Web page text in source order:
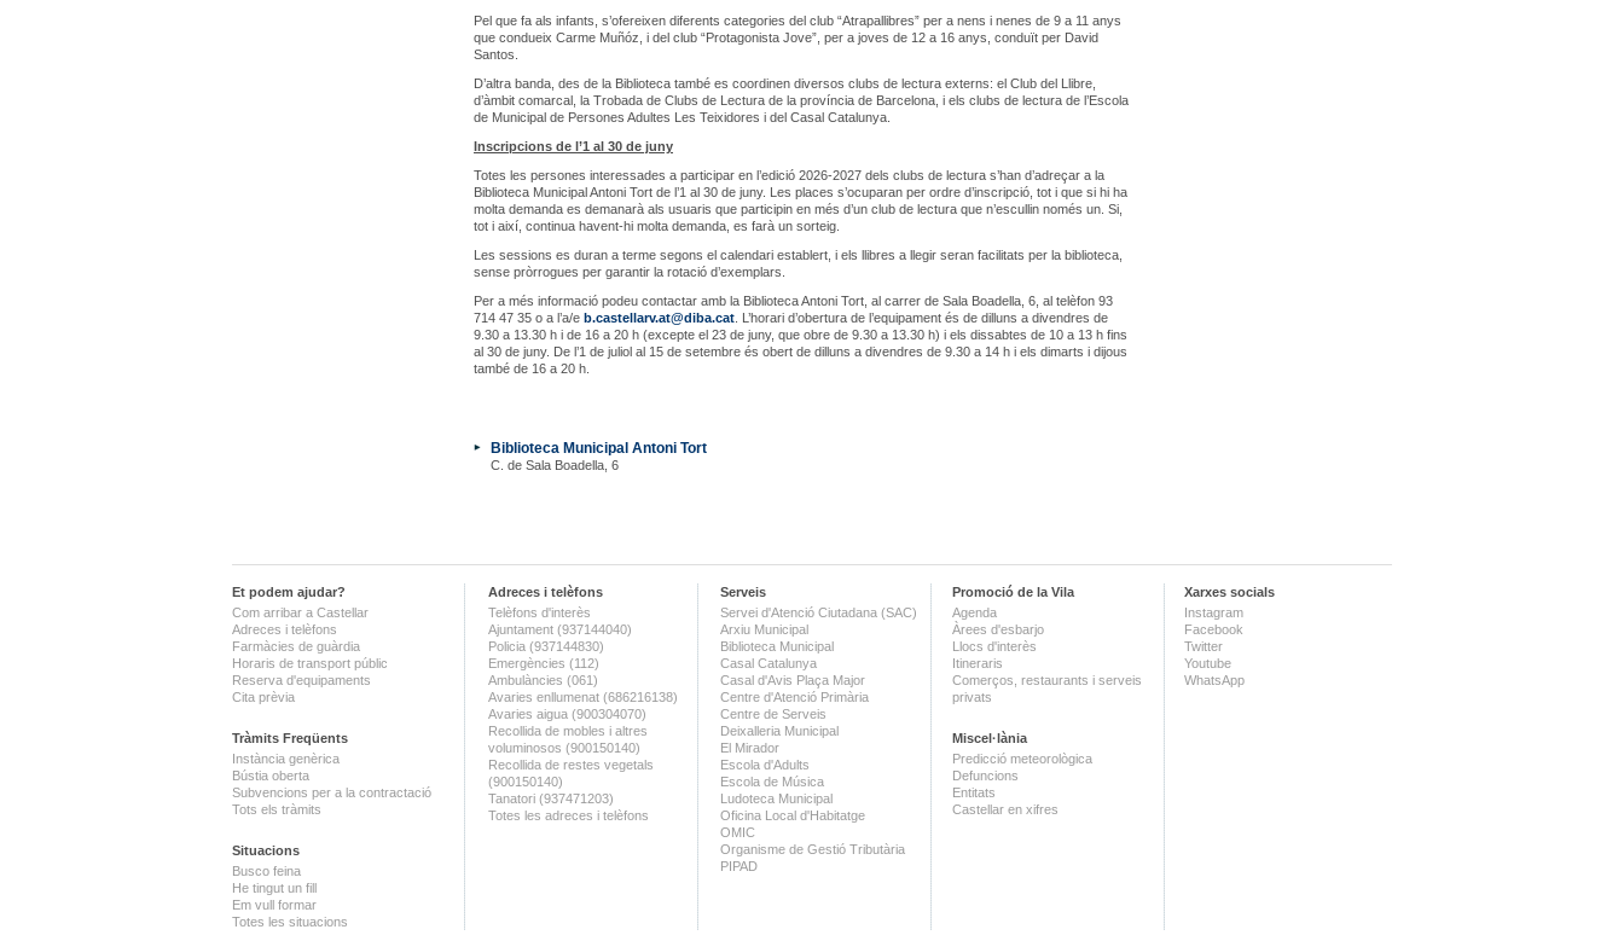
Pel que fa als infants, s’ofereixen diferents categories del club “Atrapallibres” per a nens i nenes de 9 a 11 anys
que condueix Carme Muñóz, i del club “Protagonista Jove”, per a joves de 12 a 16 anys, conduït per David
Santos.
D’altra banda, des de la Biblioteca també es coordinen diversos clubs de lectura externs: el Club del Llibre,
d’àmbit comarcal, la Trobada de Clubs de Lectura de la província de Barcelona, i els clubs de lectura de l’Escola
de Municipal de Persones Adultes Les Teixidores i del Casal Catalunya.
Inscripcions de l’1 al 30 de juny
Totes les persones interessades a participar en l’edició 2026-2027 dels clubs de lectura s’han d’adreçar a la
Biblioteca Municipal Antoni Tort de l’1 al 30 de juny. Les places s’ocuparan per ordre d’inscripció, tot i que si hi ha
molta demanda es demanarà als usuaris que participin en més d’un club de lectura que n’escullin només un. Si,
tot i així, continua havent-hi molta demanda, es farà un sorteig.
Les sessions es duran a terme segons el calendari establert, i els llibres a llegir seran facilitats per la biblioteca,
sense pròrrogues per garantir la rotació d’exemplars.
Per a més informació podeu contactar amb la Biblioteca Antoni Tort, al carrer de Sala Boadella, 6, al telèfon 93
714 47 35 o a l’a/e b.castellarv.at@diba.cat . L’horari d’obertura de l’equipament és de dilluns a divendres de
9.30 a 13.30 h i de 16 a 20 h (excepte el 23 de juny, que obre de 9.30 a 13.30 h) i els dissabtes de 10 a 13 h fins
al 30 de juny. De l’1 de juliol al 15 de setembre és obert de dilluns a divendres de 9.30 a 14 h i els dimarts i dijous
també de 16 a 20 h.
Biblioteca Municipal Antoni Tort
C. de Sala Boadella, 6
Et podem ajudar?
Com arribar a Castellar
Adreces i telèfons
Farmàcies de guàrdia
Horaris de transport públic
Reserva d'equipaments
Cita prèvia
Tràmits Freqüents
Instància genèrica
Bústia oberta
Subvencions per a la contractació
Tots els tràmits
Situacions
Busco feina
He tingut un fill
Em vull formar
Totes les situacions
Adreces i telèfons
Telèfons d'interès
Ajuntament (937144040)
Policia (937144830)
Emergències (112)
Ambulàncies (061)
Avaries enllumenat (686216138)
Avaries aigua (900304070)
Recollida de mobles i altres
voluminosos (900150140)
Recollida de restes vegetals
(900150140)
Tanatori (937471203)
Totes les adreces i telèfons
Serveis
Servei d'Atenció Ciutadana (SAC)
Arxiu Municipal
Biblioteca Municipal
Casal Catalunya
Casal d'Avis Plaça Major
Centre d'Atenció Primària
Centre de Serveis
Deixalleria Municipal
El Mirador
Escola d'Adults
Escola de Música
Ludoteca Municipal
Oficina Local d'Habitatge
OMIC
Organisme de Gestió Tributària
PIPAD
Promoció de la Vila
Agenda
Àrees d'esbarjo
Llocs d'interès
Itineraris
Comerços, restaurants i serveis
privats
Miscel·lània
Predicció meteorològica
Defuncions
Entitats
Castellar en xifres
Xarxes socials
Instagram
Facebook
Twitter
Youtube
WhatsApp